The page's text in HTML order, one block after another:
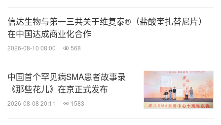
信达生物与第一三共关于维复泰®（盐酸奎扎替尼片）
在中国达成商业化合作
2026-08-10 08:00 568
中国首个罕见病SMA患者故事录
《那些花儿》在京正式发布
2026-08-08 20:11 1583